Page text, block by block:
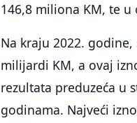
146,8 miliona KM, te
Na kraju 2022.
milijardi KM, a ovaj
rezultata preduzeća u
godinama. Najveći